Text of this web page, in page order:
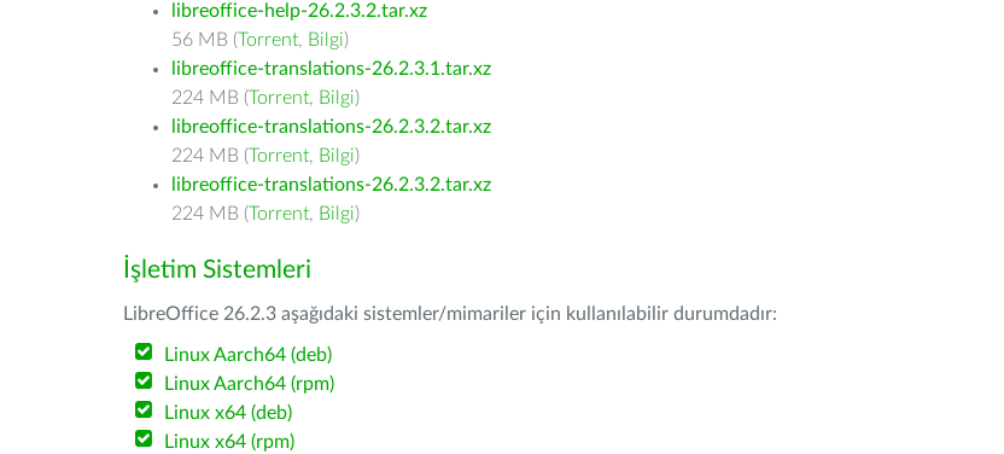
libreoffice-help-26.2.3.2.tar.xz
56 MB (Torrent, Bilgi)
libreoffice-translations-26.2.3.1.tar.xz
224 MB (Torrent, Bilgi)
libreoffice-translations-26.2.3.2.tar.xz
224 MB (Torrent, Bilgi)
libreoffice-translations-26.2.3.2.tar.xz
224 MB (Torrent, Bilgi)
İşletim Sistemleri
LibreOffice 26.2.3 aşağıdaki sistemler/mimariler için kullanılabilir durumdadır:
Linux Aarch64 (deb)
Linux Aarch64 (rpm)
Linux x64 (deb)
Linux x64 (rpm)